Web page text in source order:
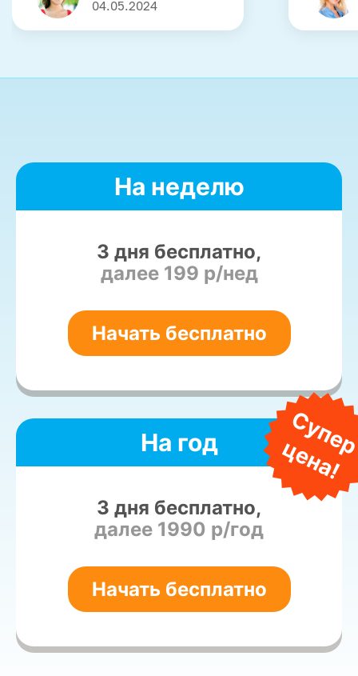
04.05.2024
На неделю
3 дня бесплатно,
далее 199 р/нед
Начать бесплатно
На год
3 дня бесплатно,
далее 1990 р/год
Начать бесплатно